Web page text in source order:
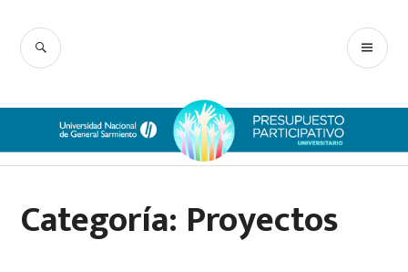
contenido
BUSCAR
Categoría: Proyectos